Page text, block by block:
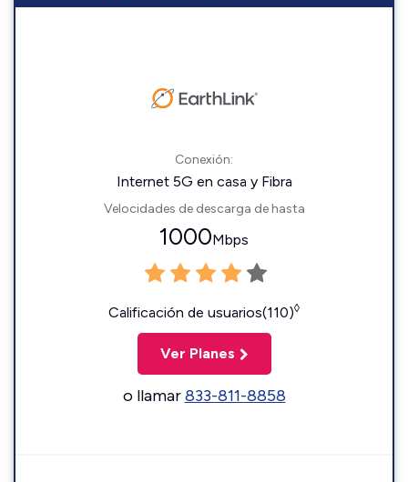
Conexión:
Internet 5G en casa y Fibra
Velocidades de descarga de hasta
1000Mbps
Calificación de usuarios(110)◊
Ver Planes
o llamar833-811-8858